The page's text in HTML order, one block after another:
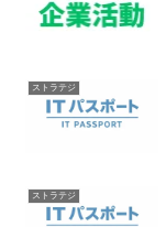
ストラテジ
ストラテジ